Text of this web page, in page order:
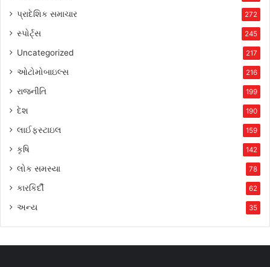
પ્રાદેશિક સમાચાર 272
સ્પોર્ટ્સ 245
Uncategorized 217
ઓટોમોબાઇલ્સ 216
રાજનીતિ 199
દેશ 190
લાઈફસ્ટાઇલ 159
કૃષિ 142
લોક સમસ્યા 78
કારકિર્દી 62
અન્ય 35